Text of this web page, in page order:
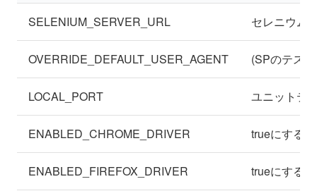
SELENIUM_SERVER_URL セレニウム
OVERRIDE_DEFAULT_USER_AGENT (SPのテス
LOCAL_PORT ユニットテ
ENABLED_CHROME_DRIVER trueにする
ENABLED_FIREFOX_DRIVER trueにする